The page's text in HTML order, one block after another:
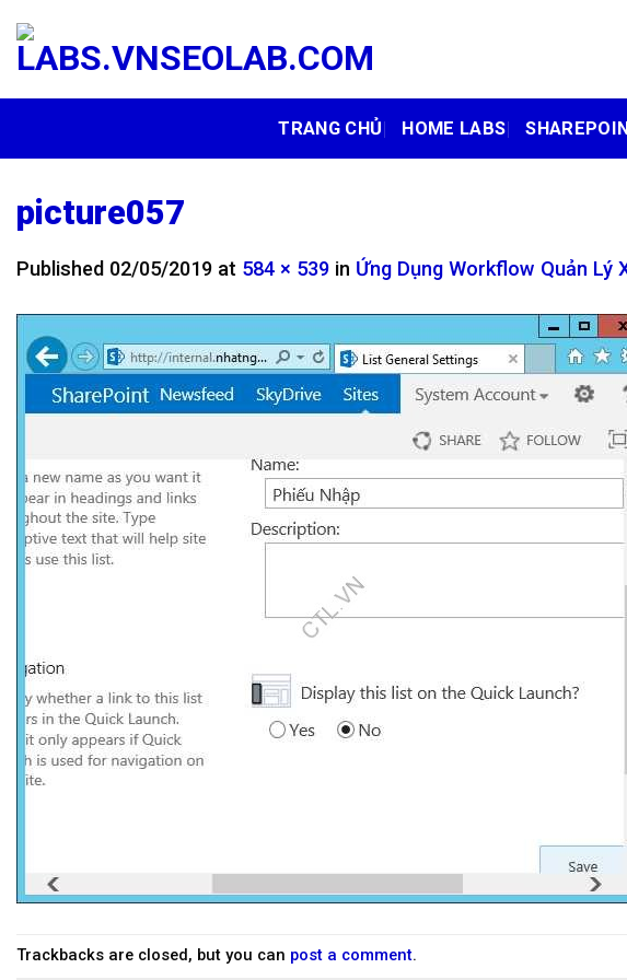
to
TRANG CHỦ HOME LABS
picture057
Published 02/05/2019 at 584 × 539 in Ứng Dụng Workflow Quản Lý
Trackbacks are closed, but you can post a comment.